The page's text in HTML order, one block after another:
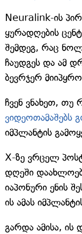
Neuralink-ის
ყურადღების
შემდეგ, რაც
ჩაუდგეს და ამ
ბევრჯერ
ჩვენ ვნახეთ, თუ
ვიდეოთამაშებს
იმპლანტის
X-ზე ვრცელ
დღეში
იაპონური ენის
ის ამას
გარდა ამისა,